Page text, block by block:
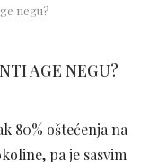
negu?
AGE NEGU?
80% oštećenja na
pa je sasvim